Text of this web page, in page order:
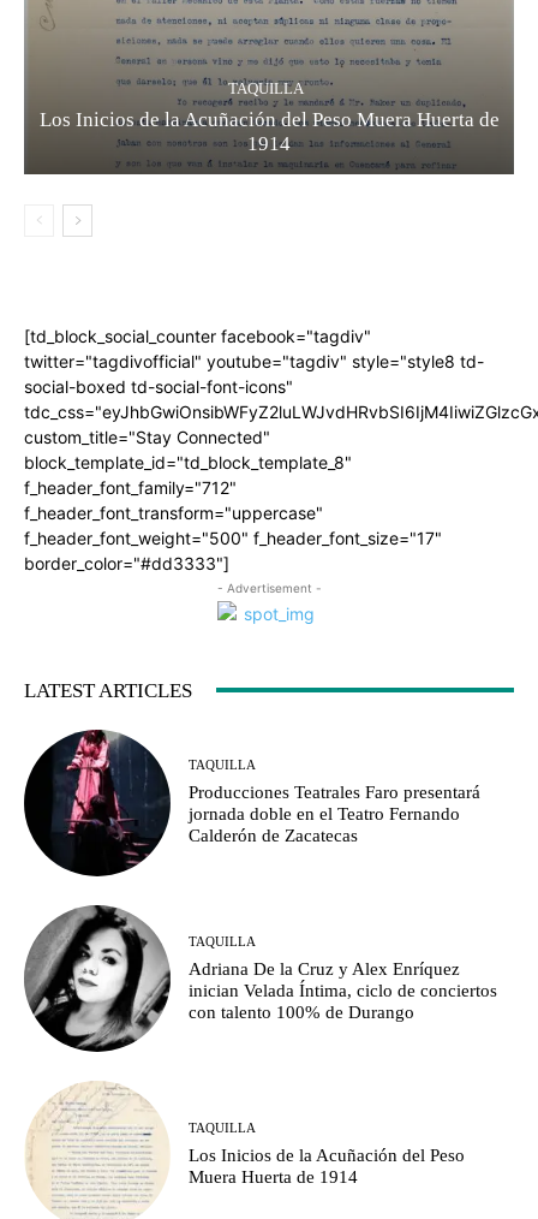
TAQUILLA
Los Inicios de la Acuñación del Peso Muera Huerta de
1914
[td_block_social_counter facebook="tagdiv"
twitter="tagdivofficial" youtube="tagdiv" style="style8 td-
social-boxed td-social-font-icons"
custom_title="Stay Connected"
block_template_id="td_block_template_8"
f_header_font_family="712"
f_header_font_transform="uppercase"
f_header_font_weight="500" f_header_font_size="17"
border_color="#dd3333"]
- Advertisement -
LATEST ARTICLES
TAQUILLA
Producciones Teatrales Faro presentará
jornada doble en el Teatro Fernando
Calderón de Zacatecas
TAQUILLA
Adriana De la Cruz y Alex Enríquez
inician Velada Íntima, ciclo de conciertos
con talento 100% de Durango
TAQUILLA
Los Inicios de la Acuñación del Peso
Muera Huerta de 1914